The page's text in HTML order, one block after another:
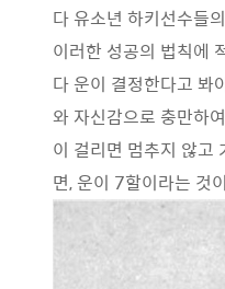
다 유소년 하키선수들
이러한 성공의 법칙에
다 운이 결정한다고 봐
와 자신감으로 충만하
이 걸리면 멈추지 않고
면, 운이 7할이라는 것